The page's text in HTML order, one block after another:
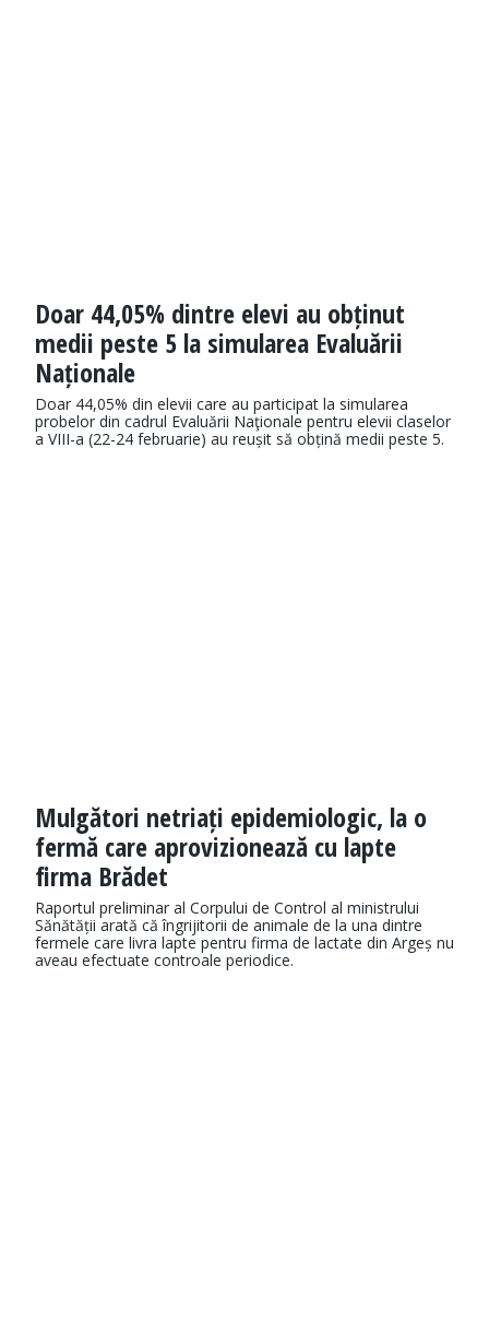
Doar 44,05% dintre elevi au obținut
medii peste 5 la simularea Evaluării
Naționale
Doar 44,05% din elevii care au participat la simularea
probelor din cadrul Evaluării Naţionale pentru elevii claselor
a VIII-a (22-24 februarie) au reușit să obțină medii peste 5.
Mulgători netriați epidemiologic, la o
fermă care aprovizionează cu lapte
firma Brădet
Raportul preliminar al Corpului de Control al ministrului
Sănătății arată că îngrijitorii de animale de la una dintre
fermele care livra lapte pentru firma de lactate din Argeș nu
aveau efectuate controale periodice.